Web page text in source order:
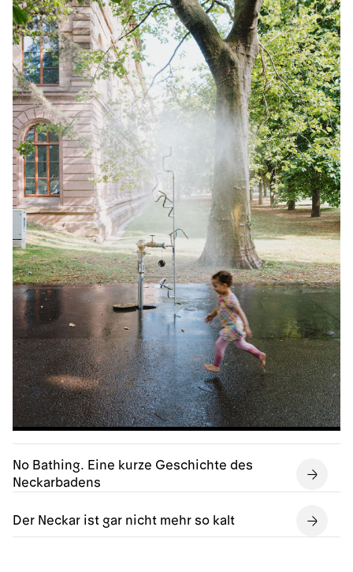
No Bathing. Eine kurze Geschichte des
Neckarbadens
Der Neckar ist gar nicht mehr so kalt